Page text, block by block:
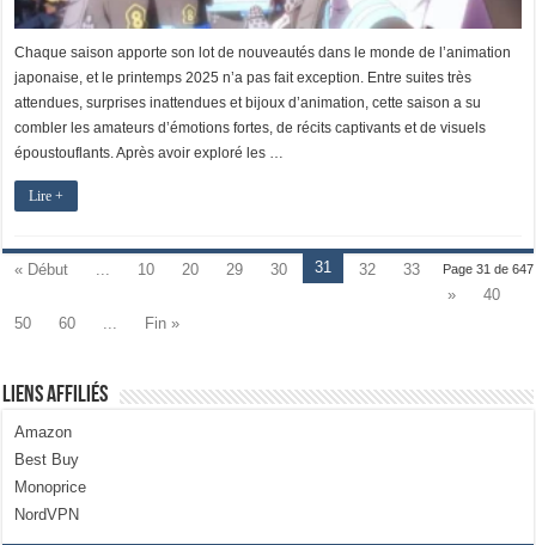
Chaque saison apporte son lot de nouveautés dans le monde de l’animation
japonaise, et le printemps 2025 n’a pas fait exception. Entre suites très
attendues, surprises inattendues et bijoux d’animation, cette saison a su
combler les amateurs d’émotions fortes, de récits captivants et de visuels
époustouflants. Après avoir exploré les …
Lire +
Page 31 de 647
« Début 10 20 29 30 31 32
33
»
40
50
60 Fin »
Liens Affiliés
Amazon
Best Buy
Monoprice
NordVPN